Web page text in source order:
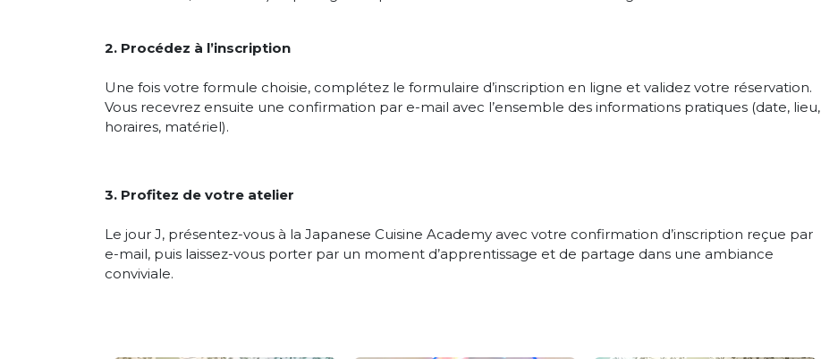
2. Procédez à l’inscription
Une fois votre formule choisie, complétez le formulaire d’inscription en ligne et validez votre réservation.
Vous recevrez ensuite une confirmation par e-mail avec l’ensemble des informations pratiques (date, lieu,
horaires, matériel).
3. Profitez de votre atelier
Le jour J, présentez-vous à la Japanese Cuisine Academy avec votre confirmation d’inscription reçue par
e-mail, puis laissez-vous porter par un moment d’apprentissage et de partage dans une ambiance
conviviale.